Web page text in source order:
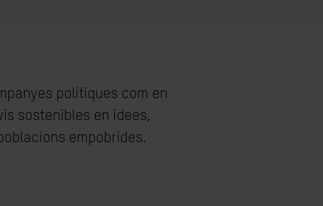
polítiques com en
sostenibles en idees,
empobrides.